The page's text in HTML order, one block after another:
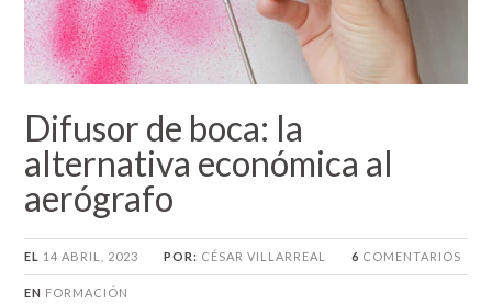
Difusor de boca: la
alternativa económica al
aerógrafo
EL 14 ABRIL, 2023 POR: CÉSAR VILLARREAL 6 COMENTARIOS
EN FORMACIÓN